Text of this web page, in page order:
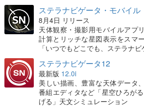
ステラナビゲータ・モバイル
8月4日 リリース
天体観察・撮影用モバイルアプ
計算とリッチな星図表示をスマ
「いつでもどこでも、ステラナビ
ステラナビゲータ12
最新版 12.0i
美しい描画、豊富な天体データ
番組エディタなど「星空ひろが
げる」天文シミュレーション